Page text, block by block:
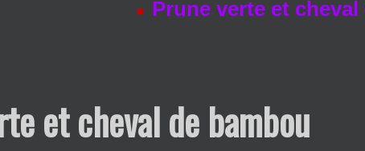
Prune verte et
et cheval de bambou